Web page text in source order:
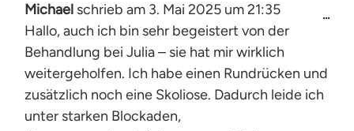
Michael schrieb am 3. Mai 2025 um21:35
Hallo, auch ich bin sehr begeistert von der
Behandlung bei Julia – sie hat mir wirklich
weitergeholfen. Ich habe einen Rundrücken und
zusätzlich noch eine Skoliose. Dadurch leide ich
unter starken Blockaden,
...